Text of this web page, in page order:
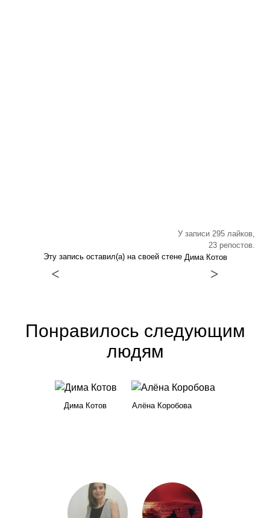
У записи 295 лайков,
23 репостов.
Эту запись оставил(а) на своей стене Дима Котов
< >
Понравилось следующим
людям
Дима Котов Алёна Коробова